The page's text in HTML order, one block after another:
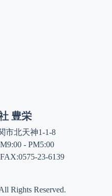
豊栄
市北天神1-1-8
- PM5:00
23-6139
Rights Reserved.